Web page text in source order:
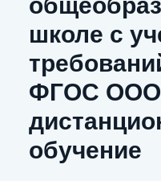
школе с
ФГОС
обучение